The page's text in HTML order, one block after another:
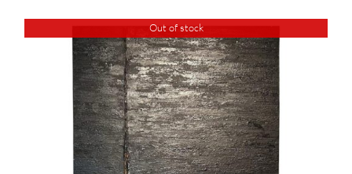
Out of stock